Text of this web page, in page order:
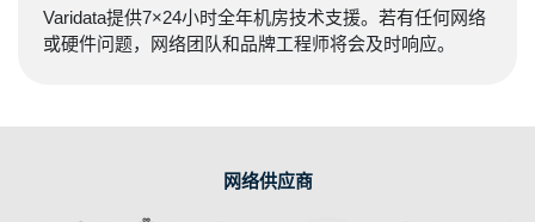
Varidata提供7×24小时全年机房技术支援。若有任何网络
或硬件问题，网络团队和品牌工程师将会及时响应。
网络供应商